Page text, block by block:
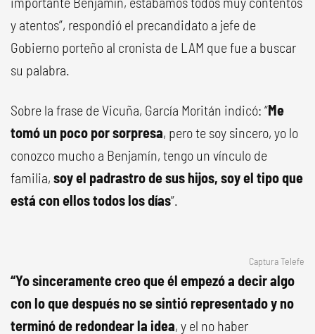
y atentos”, respondió el precandidato a jefe de
Gobierno porteño al cronista de LAM que fue a buscar
su palabra.
Sobre la frase de Vicuña, García Moritán indicó: “Me
tomó un poco por sorpresa, pero te soy sincero, yo lo
conozco mucho a Benjamín, tengo un vínculo de
familia, soy el padrastro de sus hijos, soy el tipo que
está con ellos todos los días”.
Captura Telefe
“Yo sinceramente creo queél empezó a decir algo
con lo que después no se sintió representado y no
terminó de redondear la idea, y el no haber